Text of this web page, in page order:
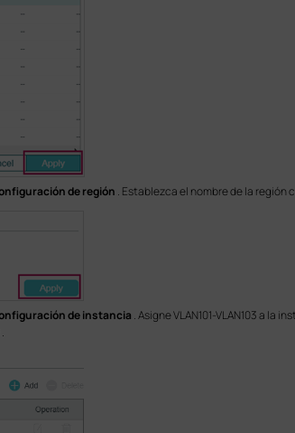
de región . Establezca el nombre de la región
de instancia . Asigne VLAN101-VLAN103 a la
.